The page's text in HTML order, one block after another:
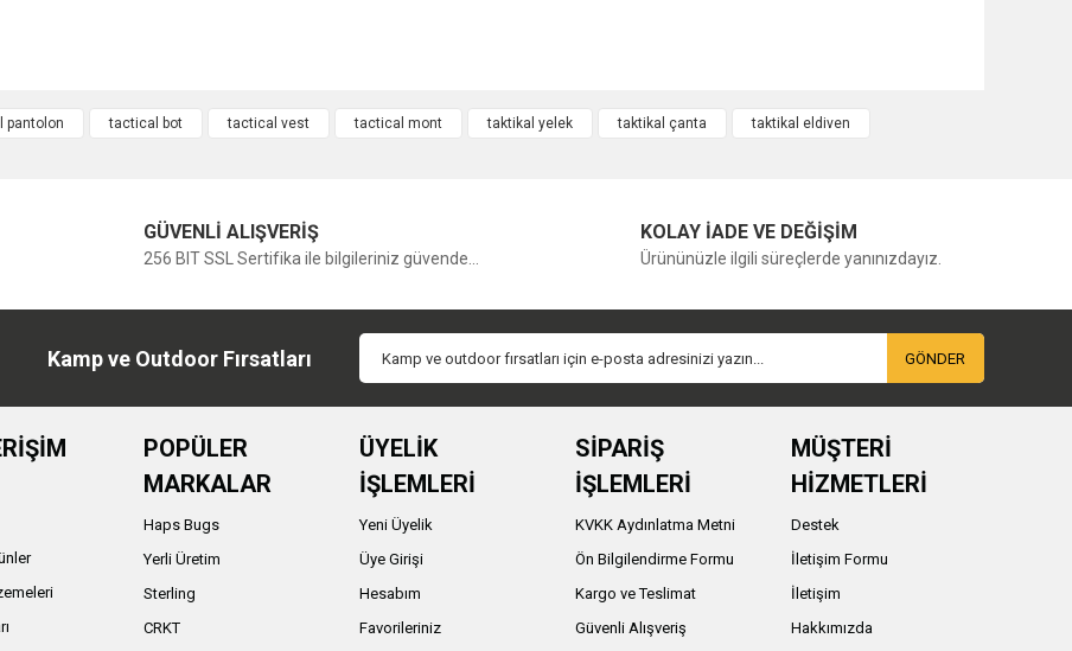
Yorum Yaz
pantolon tactical bot tactical vest tactical mont taktikal yelek taktikal çanta taktikal eldiven
GÜVENLİ ALIŞVERİŞ
256 BIT SSL Sertifika ile bilgileriniz güvende...
KOLAY İADE VE DEĞİŞİM
Ürününüzle ilgili süreçlerde yanınızdayız.
Kamp ve Outdoor Fırsatları GÖNDER
POPÜLER
MARKALAR
Haps Bugs
Yerli Üretim
Sterling
CRKT
ÜYELİK
İŞLEMLERİ
Yeni Üyelik
Üye Girişi
Hesabım
Favorileriniz
SİPARİŞ
İŞLEMLERİ
KVKK Aydınlatma Metni
Ön Bilgilendirme Formu
Kargo ve Teslimat
Güvenli Alışveriş
MÜŞTERİ
HİZMETLERİ
Destek
İletişim Formu
İletişim
Hakkımızda